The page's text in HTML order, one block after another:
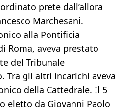
prete dall’allora
Marchesani.
alla Pontificia
Roma, aveva prestato
del Tribunale
Tra gli altri incarichi aveva
della Cattedrale. Il 5
eletto da Giovanni Paolo